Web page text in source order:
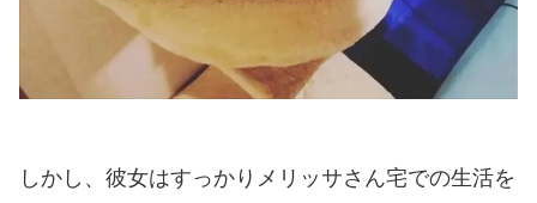
しかし、彼女はすっかりメリッサさん宅での生活を